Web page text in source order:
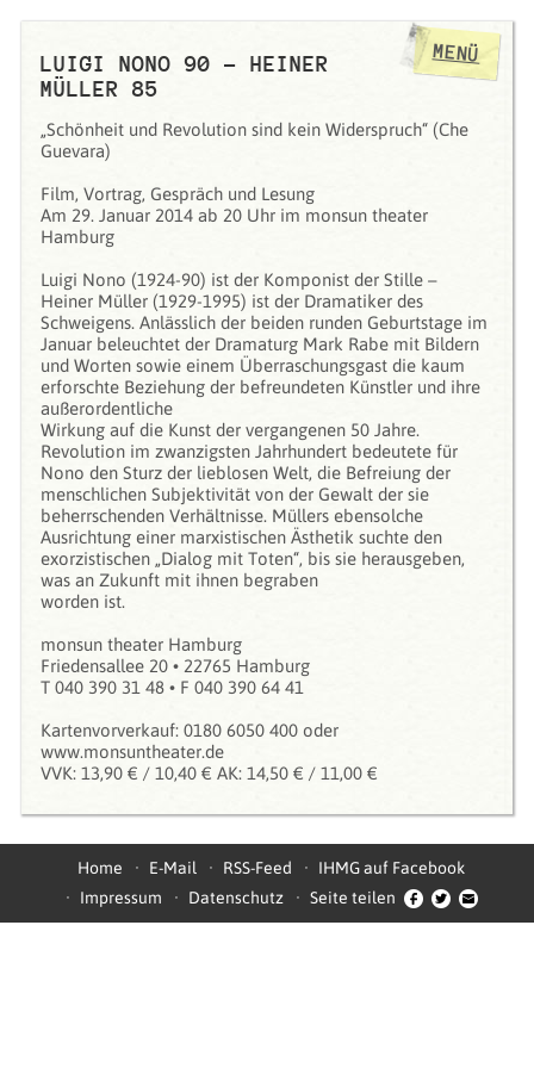
LUIGI NONO 90 – HEINER
MÜLLER 85
„Schönheit und Revolution sind kein Widerspruch“ (Che
Guevara)
Film, Vortrag, Gespräch und Lesung
Am 29. Januar 2014 ab 20 Uhr im monsun theater
Hamburg
Luigi Nono (1924-90) ist der Komponist der Stille –
Heiner Müller (1929-1995) ist der Dramatiker des
Schweigens. Anlässlich der beiden runden Geburtstage im
Januar beleuchtet der Dramaturg Mark Rabe mit Bildern
und Worten sowie einem Überraschungsgast die kaum
erforschte Beziehung der befreundeten Künstler und ihre
außerordentliche
Wirkung auf die Kunst der vergangenen 50 Jahre.
Revolution im zwanzigsten Jahrhundert bedeutete für
Nono den Sturz der lieblosen Welt, die Befreiung der
menschlichen Subjektivität von der Gewalt der sie
beherrschenden Verhältnisse. Müllers ebensolche
Ausrichtung einer marxistischen Ästhetik suchte den
exorzistischen „Dialog mit Toten“, bis sie herausgeben,
was an Zukunft mit ihnen begraben
worden ist.
monsun theater Hamburg
Friedensallee 20 • 22765 Hamburg
T 040 390 31 48 • F 040 390 64 41
Kartenvorverkauf: 0180 6050 400 oder
www.monsuntheater.de
VVK: 13,90 € / 10,40 € AK: 14,50 € / 11,00 €
MENÜ
Home E-Mail RSS-Feed
IHMG auf Facebook
Impressum
Datenschutz Seite teilen